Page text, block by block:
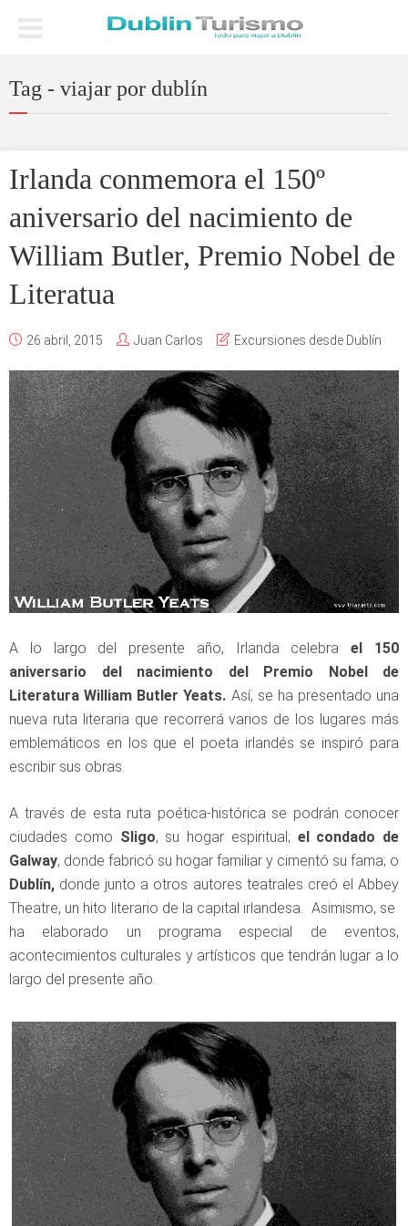
Tag - viajar por dublín
Irlanda conmemora el 150º
aniversario del nacimiento de
William Butler, Premio Nobel de
Literatua
26 abril, 2015 Juan Carlos Excursiones desde Dublín
A lo largo del presente año, Irlanda celebra el 150
aniversario del nacimiento del Premio Nobel de
Literatura William Butler Yeats. Así, se ha presentado una
nueva ruta literaria que recorrerá varios de los lugares más
emblemáticos en los que el poeta irlandés se inspiró para
escribir sus obras.
A través de esta ruta poética-histórica se podrán conocer
ciudades como Sligo, su hogar espiritual; el condado de
Galway, donde fabricó su hogar familiar y cimentó su fama; o
Dublín, donde junto a otros autores teatrales creó el Abbey
Theatre, un hito literario de la capital irlandesa. Asimismo, se
ha elaborado un programa especial de eventos,
acontecimientos culturales y artísticos que tendrán lugar a lo
largo del presente año.